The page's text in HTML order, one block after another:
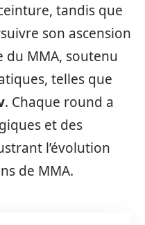
tandis que
son ascension
du MMA, soutenu
telles que
. Chaque round a
et des
l’évolution
de MMA.